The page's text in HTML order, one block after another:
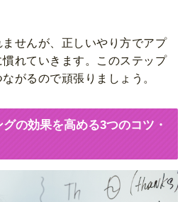
せんが、正しいやり方でアプ
れていきます。このステップ
がるので頑張りましょう。
の効果を高める3つのコツ・